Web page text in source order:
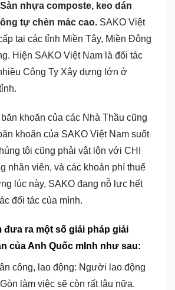
nhựa composte, keo dán
tự chèn mác cao. SAKO Việt
tại các tỉnh Miền Tây, Miền Đông
Hiện SAKO Việt Nam là đối tác
Công Ty Xây dựng lớn ở
khoăn của các Nhà Thầu cũng
khoăn của SAKO Việt Nam suốt
tôi cũng phải vật lộn với CHI
nhân viên, và các khoản phí thuế
lúc này, SAKO đang nỗ lực hết
đối tác của mình.
đưa ra một số giải pháp giải
của Anh Quốc mInh như sau:
công, lao động: Người lao động
làm việc sẽ còn rất lâu nữa.